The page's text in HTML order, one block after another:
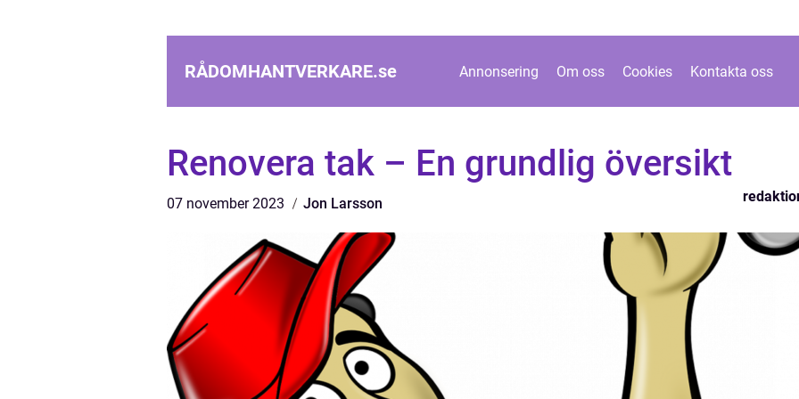
RÅDOMHANTVERKARE.se Annonsering Om oss Cookies Kontakta oss
Renovera tak – En grundlig översikt
07 november 2023 Jon Larsson